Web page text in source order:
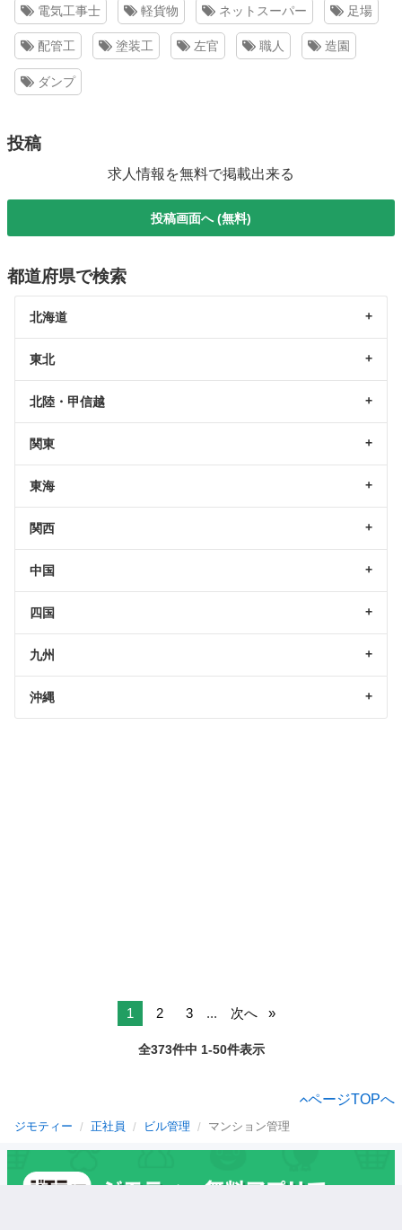
電気工事士 軽貨物 ネットスーパー 足場
配管工 塗装工 左官 職人 造園
ダンプ
投稿
求人情報を無料で掲載出来る
投稿画面へ (無料)
都道府県で検索
北海道
東北
北陸・甲信越
関東
東海
関西
中国
四国
九州
沖縄
1 2 3 ... 次へ
全373件中 1-50件表示
ページTOPへ
ジモティー 正社員 ビル管理 マンション管理